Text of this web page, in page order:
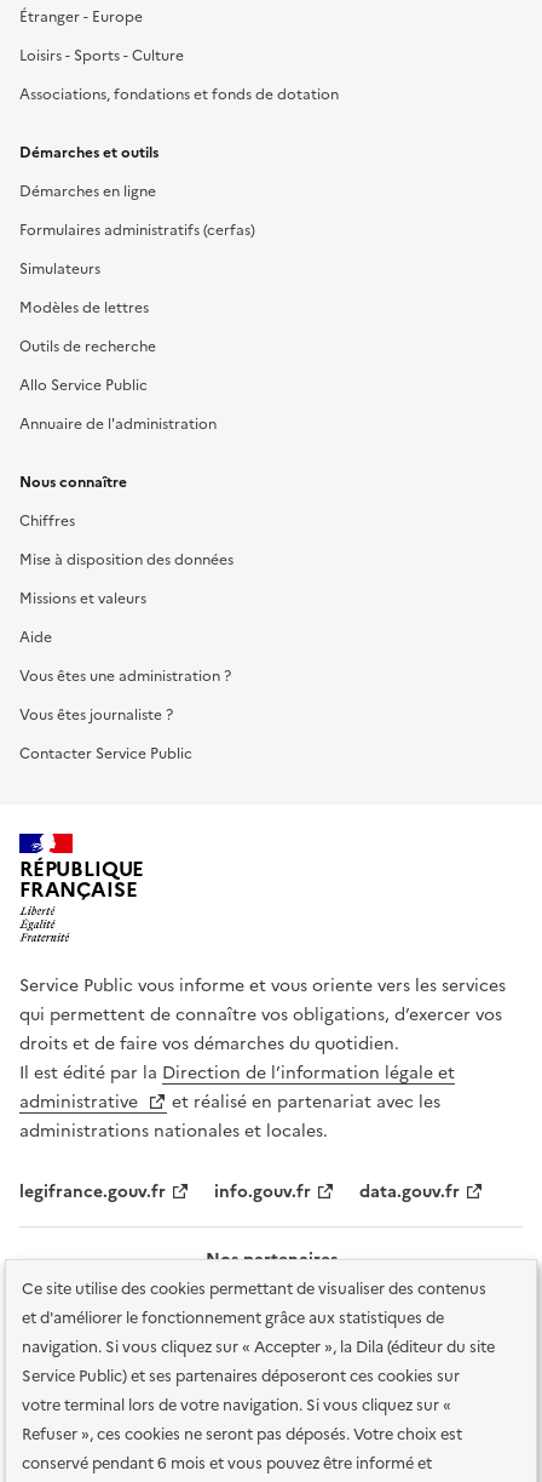
Ce site utilise des cookies permettant de visualiser des contenus
et d'améliorer le fonctionnement grâce aux statistiques de
navigation. Si vous cliquez sur « Accepter », la Dila (éditeur du site
Service Public) et ses partenaires déposeront ces cookies sur
votre terminal lors de votre navigation. Si vous cliquez sur «
Refuser », ces cookies ne seront pas déposés. Votre choix est
conservé pendant 6 mois et vous pouvez être informé et
Étranger - Europe
Loisirs - Sports - Culture
Associations, fondations et fonds de dotation
Démarches et outils
Démarches en ligne
Formulaires administratifs (cerfas)
Simulateurs
Modèles de lettres
Outils de recherche
Allo Service Public
Annuaire de l'administration
Nous connaître
Chiffres
Mise à disposition des données
Missions et valeurs
Aide
Vous êtes une administration ?
Vous êtes journaliste ?
Contacter Service Public
RÉPUBLIQUE
FRANÇAISE
Service Public vous informe et vous oriente vers les services
qui permettent de connaître vos obligations, d’exercer vos
droits et de faire vos démarches du quotidien.
Il est édité par la Direction de l’information légale et
administrative
et réalisé en partenariat avec les
administrations nationales et locales.
legifrance.gouv.fr info.gouv.fr data.gouv.fr
Nos partenaires
Plan du site Accessibilité : totalement conforme
Accessibilité des
services en ligne Mentions légales Données personnelles et sécurité